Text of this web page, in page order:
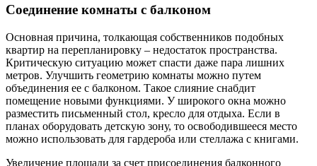
Соединение комнаты с балконом
Основная причина, толкающая собственников подобных
квартир на перепланировку – недостаток пространства.
Критическую ситуацию может спасти даже пара лишних
метров. Улучшить геометрию комнаты можно путем
объединения ее с балконом. Такое слияние снабдит
помещение новыми функциями. У широкого окна можно
разместить письменный стол, кресло для отдыха. Если в
планах оборудовать детскую зону, то освободившееся место
можно использовать для гардероба или стеллажа с книгами.
Увеличение площади за счет присоединения балконного